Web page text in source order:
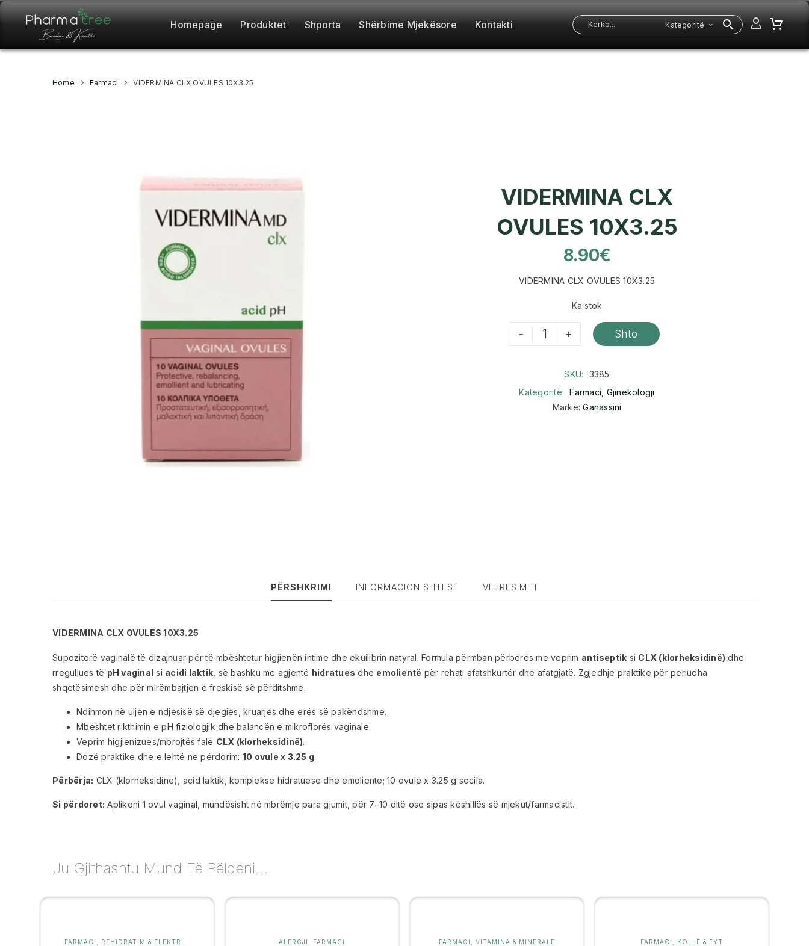
Homepage Produktet Shporta Shërbime Mjekësore Kontakti Kategoritë
Home Farmaci VIDERMINA CLX OVULES 10X3.25
VIDERMINA CLX
OVULES 10X3.25
8.90€
VIDERMINA CLX OVULES 10X3.25
Ka stok
- + Shto
SKU:
3385
Kategoritë:
Farmaci Gjinekologji
Markë:Ganassini
PËRSHKRIMI INFORMACION SHTESË VLERËSIMET
VIDERMINA CLX OVULES 10X3.25
Supozitorë vaginalë të dizajnuar për të mbështetur higjienën intime dhe ekuilibrin natyral. Formula përmban përbërës me veprim antiseptik si CLX (klorheksidinë) dhe
rregullues të pH vaginal si acidi laktik , së bashku me agjentë hidratues dhe emolientë për rehati afatshkurtër dhe afatgjatë. Zgjedhje praktike për periudha
shqetësimesh dhe për mirëmbajtjen e freskisë së përditshme.
Ndihmon në uljen e ndjesisë së djegies, kruarjes dhe erës së pakëndshme.
Mbështet rikthimin e pH fiziologjik dhe balancën e mikroflorës vaginale.
Veprim higjienizues/mbrojtës falë CLX (klorheksidinë).
Dozë praktike dhe e lehtë në përdorim: 10 ovule x 3.25 g.
Përbërja: CLX (klorheksidinë), acid laktik, komplekse hidratuese dhe emoliente; 10 ovule x 3.25 g secila.
Si përdoret: Aplikoni 1 ovul vaginal, mundësisht në mbrëmje para gjumit, për 7–10 ditë ose sipas këshillës së mjekut/farmacistit.
Ju Gjithashtu Mund Të Pëlqeni...
FARMACI REHIDRATIM & ELEKTROLITE ALERGJI FARMACI FARMACI VITAMINA & MINERALE FARMACI KOLLË & FYT